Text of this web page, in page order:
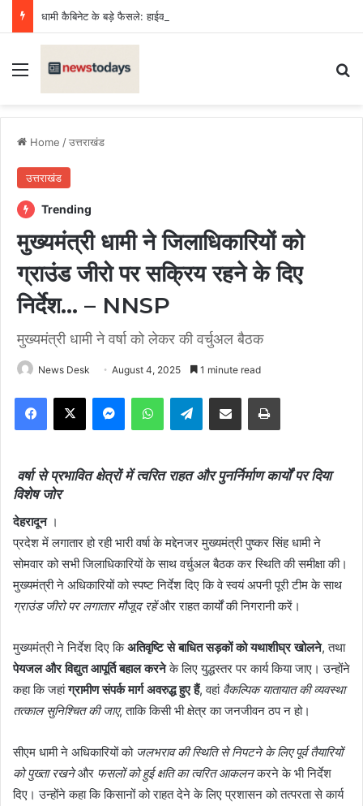
Menu
Home /उत्तराखंड
उत्तराखंड
Trending
मुख्यमंत्री धामी ने जिलाधिकारियों को
ग्राउंड जीरो पर सक्रिय रहने के दिए
निर्देश… – NNSP
मुख्यमंत्री धामी ने वर्षा को लेकर की वर्चुअल बैठक
News Desk August 4, 2025 1 minute read
Facebook
X MessengerWhatsAppTelegramShare via Email Print
वर्षा से प्रभावित क्षेत्रों में त्वरित राहत और पुनर्निर्माण कार्यों पर दिया
विशेष जोर
देहरादून।
प्रदेश में लगातार हो रही भारी वर्षा के मद्देनजर मुख्यमंत्री पुष्कर सिंह धामी ने
सोमवार को सभी जिलाधिकारियों के साथ वर्चुअल बैठक कर स्थिति की समीक्षा की।
मुख्यमंत्री ने अधिकारियों को स्पष्ट निर्देश दिए कि वे स्वयं अपनी पूरी टीम के साथ
ग्राउंड जीरो पर लगातार मौजूद रहेंऔर राहत कार्यों की निगरानी करें।
मुख्यमंत्री ने निर्देश दिए किअतिवृष्टि से बाधित सड़कों को यथाशीघ्र खोलने, तथा
पेयजल और विद्युत आपूर्ति बहाल करनेके लिए युद्धस्तर पर कार्य किया जाए। उन्होंने
कहा कि जहांग्रामीण संपर्क मार्ग अवरुद्ध हुए हैं, वहां वैकल्पिक यातायात की व्यवस्था
तत्काल सुनिश्चित की जाए, ताकि किसी भी क्षेत्र का जनजीवन ठप न हो।
सीएम धामी ने अधिकारियों को जलभराव की स्थिति से निपटने के लिए पूर्व तैयारियों
को पुख्ता रखनेऔर फसलों को हुई क्षति का त्वरित आकलनकरने के भी निर्देश
दिए। उन्होंने कहा कि किसानों को राहत देने के लिए प्रशासन को तत्परता से कार्य